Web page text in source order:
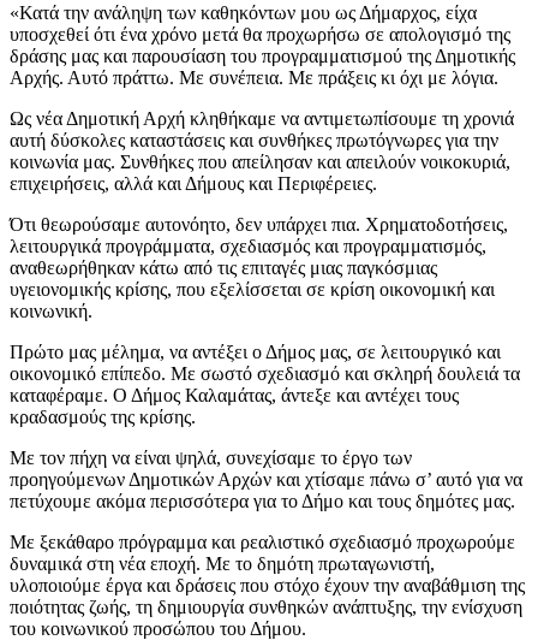
«Κατά την ανάληψη των καθηκόντων μου ως Δήμαρχος, είχα
υποσχεθεί ότι ένα χρόνο μετά θα προχωρήσω σε απολογισμό της
δράσης μας και παρουσίαση του προγραμματισμού της Δημοτικής
Αρχής. Αυτό πράττω. Με συνέπεια. Με πράξεις κι όχι με λόγια.
Ως νέα Δημοτική Αρχή κληθήκαμε να αντιμετωπίσουμε τη χρονιά
αυτή δύσκολες καταστάσεις και συνθήκες πρωτόγνωρες για την
κοινωνία μας. Συνθήκες που απείλησαν και απειλούν νοικοκυριά,
επιχειρήσεις, αλλά και Δήμους και Περιφέρειες.
Ότι θεωρούσαμε αυτονόητο, δεν υπάρχει πια. Χρηματοδοτήσεις,
λειτουργικά προγράμματα, σχεδιασμός και προγραμματισμός,
αναθεωρήθηκαν κάτω από τις επιταγές μιας παγκόσμιας
υγειονομικής κρίσης, που εξελίσσεται σε κρίση οικονομική και
κοινωνική.
Πρώτο μας μέλημα, να αντέξει ο Δήμος μας, σε λειτουργικό και
οικονομικό επίπεδο. Με σωστό σχεδιασμό και σκληρή δουλειά τα
καταφέραμε. Ο Δήμος Καλαμάτας, άντεξε και αντέχει τους
κραδασμούς της κρίσης.
Με τον πήχη να είναι ψηλά, συνεχίσαμε το έργο των
προηγούμενων Δημοτικών Αρχών και χτίσαμε πάνω σ’ αυτό για να
πετύχουμε ακόμα περισσότερα για το Δήμο και τους δημότες μας.
Με ξεκάθαρο πρόγραμμα και ρεαλιστικό σχεδιασμό προχωρούμε
δυναμικά στη νέα εποχή. Με το δημότη πρωταγωνιστή,
υλοποιούμε έργα και δράσεις που στόχο έχουν την αναβάθμιση της
ποιότητας ζωής, τη δημιουργία συνθηκών ανάπτυξης, την ενίσχυση
του κοινωνικού προσώπου του Δήμου.